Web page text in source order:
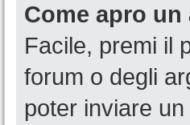
Come apro
Facile, premi il
forum o degli
poter inviare